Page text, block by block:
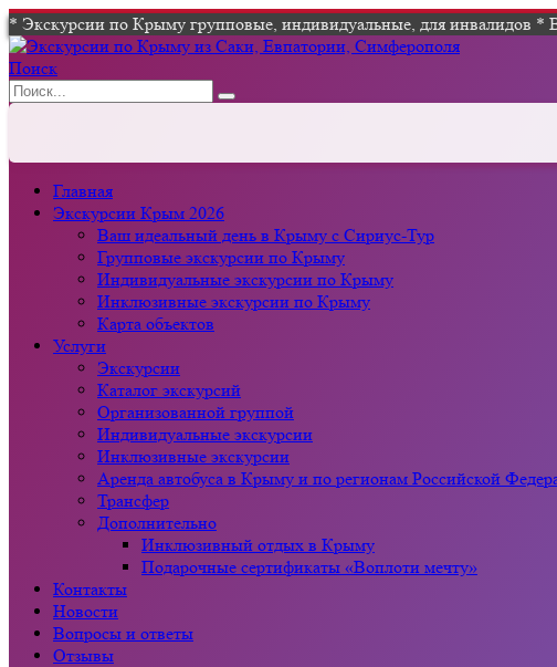
* Экскурсии по Крыму групповые, индивидуальные, для инвалидов *
Поиск
Главная
Экскурсии Крым 2026
Ваш идеальный день в Крыму с Сириус-Тур
Групповые экскурсии по Крыму
Индивидуальные экскурсии по Крыму
Инклюзивные экскурсии по Крыму
Карта объектов
Услуги
Экскурсии
Каталог экскурсий
Организованной группой
Индивидуальные экскурсии
Инклюзивные экскурсии
Аренда автобуса в Крыму и по регионам Российской
Трансфер
Дополнительно
Инклюзивный отдых в Крыму
Подарочные сертификаты «Воплоти мечту»
Контакты
Новости
Вопросы и ответы
Отзывы